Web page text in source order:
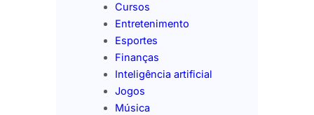
Cursos
Entretenimento
Esportes
Finanças
Inteligência artificial
Jogos
Música